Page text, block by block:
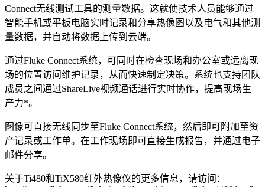
Connect无线测试工具的测量数据。这就使技术人员能够通过
智能手机或平板电脑实时记录和分享热像图以及电气和其他测
量数据，并自动将数据上传到云端。
通过Fluke Connect系统，可同时在检查现场和办公室或远离现
场的位置访问维护记录，从而快速制定决策。系统也支持团队
成员之间通过ShareLive视频通话进行实时协作，提高现场生
产力*。
图像可直接无线同步至Fluke Connect系统，然后即可附加至资
产记录或工作单。在工作现场即可直接生成报告，并通过电子
邮件分享。
关于Ti480和TiX580红外热像仪的更多信息，请访问：